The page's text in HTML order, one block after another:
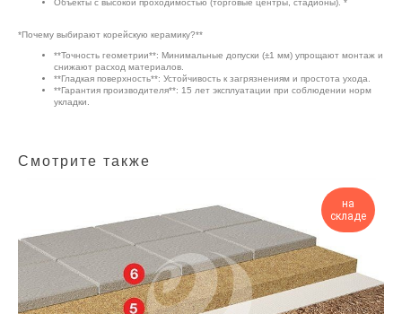
Объекты с высокой проходимостью (торговые центры, стадионы). *
*Почему выбирают корейскую керамику?**
**Точность геометрии**: Минимальные допуски (±1 мм) упрощают монтаж и
снижают расход материалов.
**Гладкая поверхность**: Устойчивость к загрязнениям и простота ухода.
**Гарантия производителя**: 15 лет эксплуатации при соблюдении норм
укладки.
Смотрите также
на
складе